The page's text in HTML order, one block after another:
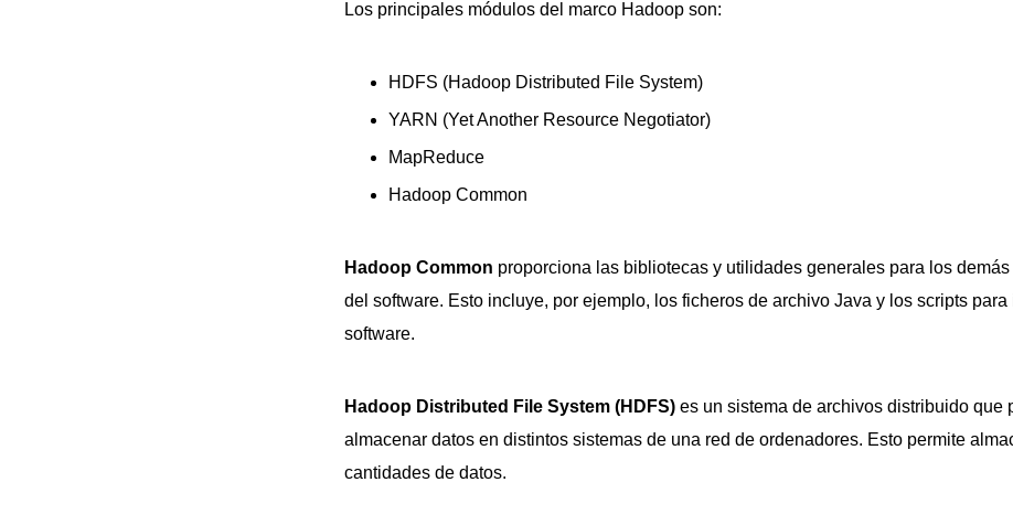
Los principales módulos del marco Hadoop son:
HDFS (Hadoop Distributed File System)
YARN (Yet Another Resource Negotiator)
MapReduce
Hadoop Common
Hadoop Common proporciona las bibliotecas y utilidades generales para los
del software. Esto incluye, por ejemplo, los ficheros de archivo Java y los scripts para
software.
Hadoop Distributed File System (HDFS) es un sistema de archivos distribuido que
almacenar datos en distintos sistemas de una red de ordenadores. Esto permite
cantidades de datos.